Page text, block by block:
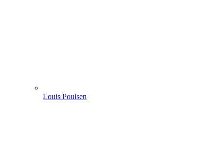
Louis Poulsen